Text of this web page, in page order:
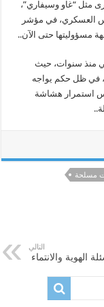
مثل “غاو وسيفاري”،
العسكري، في مؤشر
مسؤوليتها حتى الآن..
منذ سنوات، حيث
في ظل حكم يواجه
استمرار هشاشة
مسلحة
التالي
الهوية والانتماء